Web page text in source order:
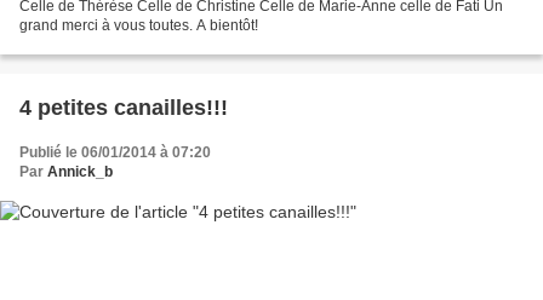
Celle de Thérèse Celle de Christine Celle de Marie-Anne celle de Fati Un
grand merci à vous toutes. A bientôt!
4 petites canailles!!!
Publié le 06/01/2014 à 07:20
Par Annick_b